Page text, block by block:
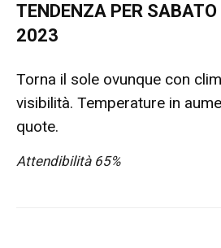
TENDENZA PER
2023
Torna il sole ovunque con
visibilità. Temperature in
quote.
Attendibilità 65%